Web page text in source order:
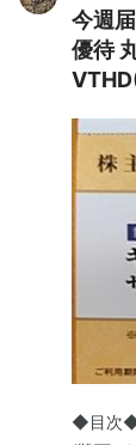
今週
優待
◆目次◆